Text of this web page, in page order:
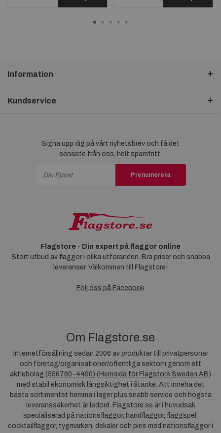
Information
Kundservice
Signa upp dig på vårt nyhetsbrev och få det
senaste från oss, helt spamfritt.
Prenumerera
Flagstore - Din expert på flaggor online
Stort utbud av flaggor i olika utföranden. Bra priser och snabba
leveranser. Välkommen till Flagstore!
Följ oss på Facebook
Om Flagstore.se
Internetförsäljning sedan 2006 av produkter till privatpersoner
och företag/organisationer/offentliga sektorn genom ett
aktiebolag (556760-4490) ( Hemsida för Flagstore Sweden AB)
med stabil ekonomisk långsiktighet i åtanke. Att inneha det
bästa sortimentet hemma i lager plus snabb service och högsta
leveranssäkerhet är ledord. Flagstore.se är i huvudsak
specialiserad på nationsflaggor, handflaggor, flaggspel,
cocktailflaggor, tygmärken, dekaler och pins med nationsflaggor i